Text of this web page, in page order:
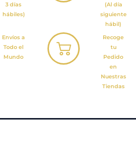
3 días
hábiles)
(Al día
siguiente
hábil)
Envíos a
Todo el
Mundo
Recoge
tu
Pedido
en
Nuestras
Tiendas